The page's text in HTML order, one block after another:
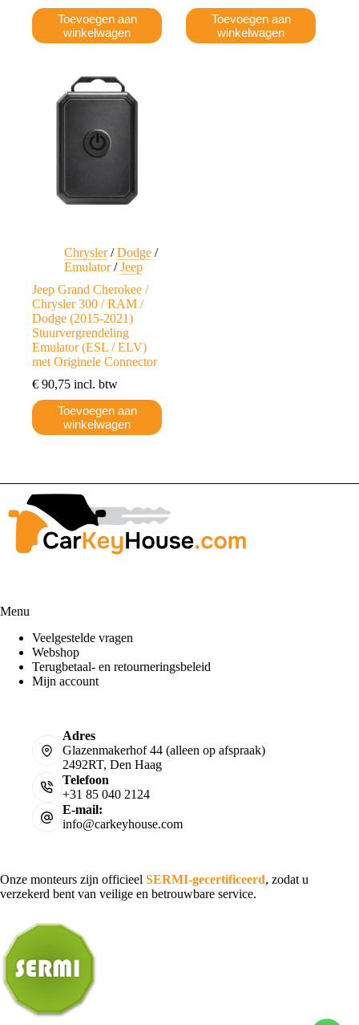
Toevoegen aan
winkelwagen
Toevoegen aan
winkelwagen
Chrysler/Dodge /
Emulator/Jeep
Jeep Grand Cherokee /
Chrysler 300 / RAM /
Dodge (2015-2021)
Stuurvergrendeling
Emulator (ESL / ELV)
met Originele Connector
€ 90,75 incl. btw
Toevoegen aan
winkelwagen
Menu
Veelgestelde vragen
Webshop
Terugbetaal- en retourneringsbeleid
Mijn account
Adres
Glazenmakerhof 44 (alleen op afspraak)
2492RT, Den Haag
Telefoon
+31 85 040 2124
E-mail:
info@carkeyhouse.com
Onze monteurs zijn officieel SERMI-gecertificeerd, zodat u
verzekerd bent van veilige en betrouwbare service.